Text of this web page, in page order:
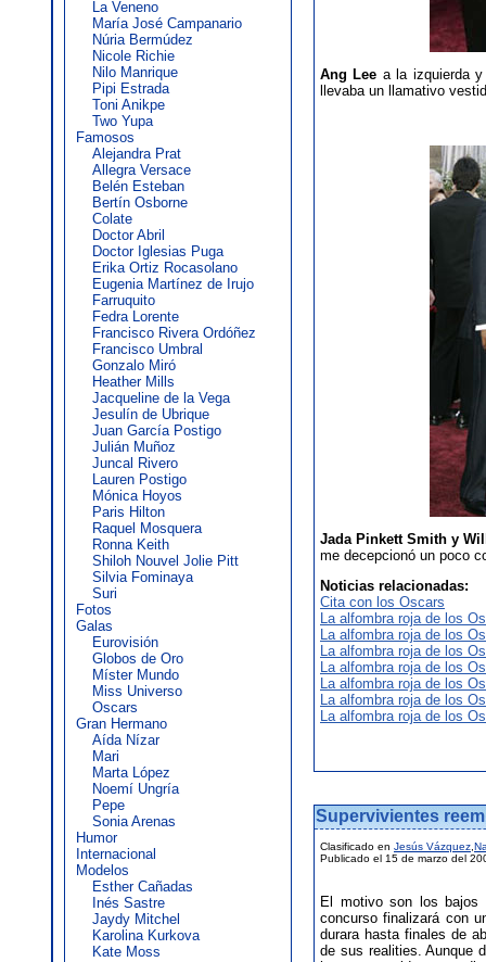
La Veneno
María José Campanario
Núria Bermúdez
Nicole Richie
Nilo Manrique
Pipi Estrada
Toni Anikpe
Two Yupa
Famosos
Alejandra Prat
Allegra Versace
Belén Esteban
Bertín Osborne
Colate
Doctor Abril
Doctor Iglesias Puga
Erika Ortiz Rocasolano
Eugenia Martínez de Irujo
Farruquito
Fedra Lorente
Francisco Rivera Ordóñez
Francisco Umbral
Gonzalo Miró
Heather Mills
Jacqueline de la Vega
Jesulín de Ubrique
Juan García Postigo
Julián Muñoz
Juncal Rivero
Lauren Postigo
Mónica Hoyos
Paris Hilton
Raquel Mosquera
Ronna Keith
Shiloh Nouvel Jolie Pitt
Silvia Fominaya
Suri
Fotos
Galas
Eurovisión
Globos de Oro
Míster Mundo
Miss Universo
Oscars
Gran Hermano
Aída Nízar
Mari
Marta López
Noemí Ungría
Pepe
Sonia Arenas
Humor
Internacional
Modelos
Esther Cañadas
Inés Sastre
Jaydy Mitchel
Karolina Kurkova
Kate Moss
Ang Lee a la izquierda
llevaba un llamativo
Jada Pinkett Smith y
me decepcionó un poco
Noticias relacionadas:
Cita con los Oscars
La alfombra roja de los
La alfombra roja de los
La alfombra roja de los
La alfombra roja de los
La alfombra roja de los
La alfombra roja de los
La alfombra roja de los
Supervivientes
Clasificado en Jesús Vázquez
Publicado el 15 de marzo del
El motivo son los bajos
concurso finalizará con
durara hasta finales de
de sus realities. Aunque